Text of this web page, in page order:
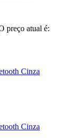
preço atual é: